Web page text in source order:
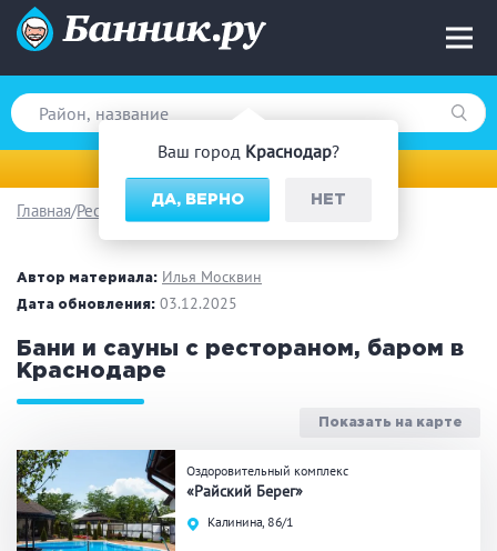
Ваш город Краснодар?
ДА, ВЕРНО НЕТ
Вид парной
Русская баня
Финская сауна
Загородный отдых
Премиум бани
Праздник/Корпоратив
Главная Ресторан/ бар
Автор материала: Илья Москвин
Дата обновления: 03.12.2025
Бани и сауны с рестораном, баром в
Краснодаре
Показать на карте
Оздоровительный комплекс
«Райский Берег»
Калинина, 86/1